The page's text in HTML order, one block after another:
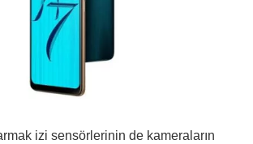
izi sensörlerinin de kameraların